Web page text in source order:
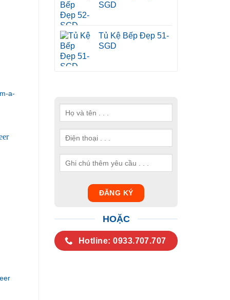
SGD
Tủ Kệ Bếp Đẹp 51-
SGD
HOẶC
Hotline: 0933.707.707
a-